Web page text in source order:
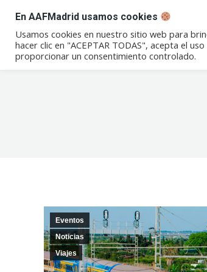
Conócenos
Eventos
Noticias
Viajes
En AAFMadrid usamos cookies
Usamos cookies en nuestro sitio web para
hacer clic en "ACEPTAR TODAS", acepta el
proporcionar un consentimiento controlado.